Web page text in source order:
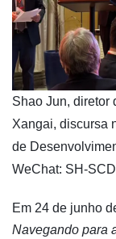
​Shao Jun, diretor
Xangai, discursa
de
WeChat: SH-
Em 24 de junho
Navegando para